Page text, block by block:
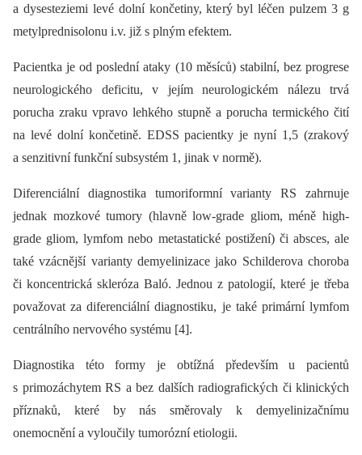
a dysesteziemi levé dolní končetiny, který byl léčen pulzem 3 g
metylprednisolonu i.v. již s plným efektem.
Pacientka je od poslední ataky (10 měsíců) stabilní, bez progrese
neurologického deficitu, v jejím neurologickém nálezu trvá
porucha zraku vpravo lehkého stupně a porucha termického čití
na levé dolní končetině. EDSS pacientky je nyní 1,5 (zrakový
a senzitivní funkční subsystém 1, jinak v normě).
Diferenciální dia­gnostika tumoriformní varianty RS zahrnuje
jednak mozkové tumory (hlavně low-grade gliom, méně high-
grade gliom, lymfom nebo metastatické postižení) či absces, ale
také vzácnější varianty demyelinizace jako Schilderova choroba
či koncentrická skleróza Baló. Jednou z patologií, které je třeba
považovat za diferenciální dia­gnostiku, je také primární lymfom
centrálního nervového systému [4].
Dia­gnostika této formy je obtížná především u pacientů
s primozáchytem RS a bez dalších radiografických či klinických
příznaků, které by nás směrovaly k demyelinizačnímu
onemocnění a vyloučily tumorózní etiologii.